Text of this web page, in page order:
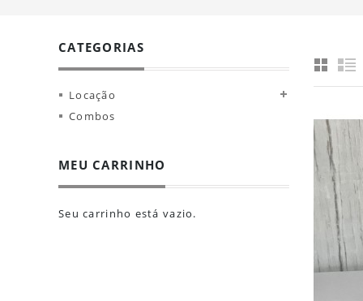
CATEGORIAS
Locação
Combos
MEU CARRINHO
Seu carrinho está vazio.